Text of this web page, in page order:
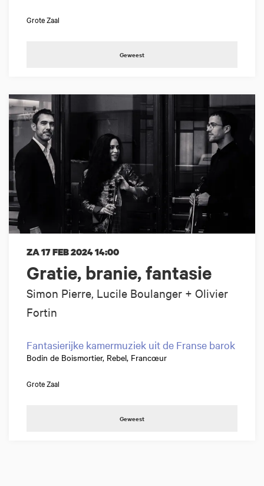
Grote Zaal
Geweest
Gratie, branie, fantasie
Simon Pierre, Lucile Boulanger + Olivier
Fortin
ZA 17 FEB 202414:00
Fantasierijke kamermuziek uit de Franse barok
Bodin de Boismortier, Rebel, Francœur
Grote Zaal
Geweest